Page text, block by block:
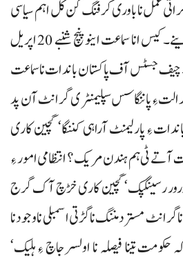
عمل نا باوری کرفنگ کن کل اہم سیاسی
راہشون تے نوٹس جاری کرینے۔ کیس انا سماعت اینو پنچ شنبے 20 اپریل
چیف جسٹس آف پاکستان باندات نا سماعت
ءِ پاننگاسس سپلیمنٹری گرانٹ آن پد
ءِ پارلیمنٹ آراہی کننگا‘ گچین کاری
آتے ٹی ہم ہندن مریک؟ انتظامی امور ءِ
درور رسینگپک‘گچین کاری خڑچ آک گرج
مسترد مننگ نا گڑتی اسمبلی نا وجود نا
تینا فیصلہ نا اولسرجاچ ءِ ہلیک‘